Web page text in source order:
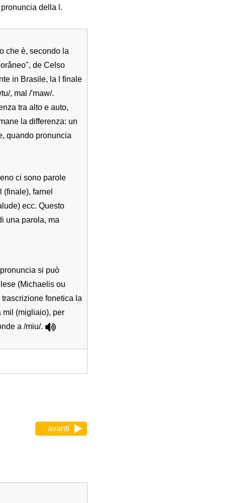
della l.
che è, secondo la
de Celso
in Brasile, la l finale
, mal /'maw/.
tra alto e auto,
la differenza: un
quando pronuncia
ci sono parole
(finale), farnel
ecc. Questo
una parola, ma
si può
(Michaelis ou
fonetica la
mil (migliaio), per
a /miu/.
avanti